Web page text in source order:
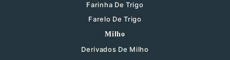
Farinha De Trigo
Farelo De Trigo
Milho
Derivados De Milho